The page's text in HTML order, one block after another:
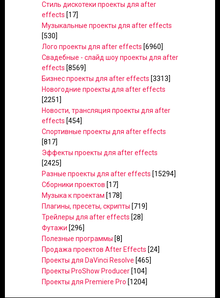
Стиль дискотеки проекты для after
effects [17]
Музыкальные проекты для after effects
[530]
Лого проекты для after effects [6960]
Свадебные - слайд шоу проекты для after
effects [8569]
Бизнес проекты для after effects [3313]
Новогодние проекты для after effects
[2251]
Новости, трансляция проекты для after
effects [454]
Спортивные проекты для after effects
[817]
Эффекты проекты для after effects
[2425]
Разные проекты для after effects [15294]
Сборники проектов [17]
Музыка к проектам [178]
Плагины, пресеты, скрипты [719]
Трейлеры для after effects [28]
Футажи [296]
Полезные программы [8]
Продажа проектов After Effects [24]
Проекты для DaVinci Resolve [465]
Проекты ProShow Producer [104]
Проекты для Premiere Pro [1204]